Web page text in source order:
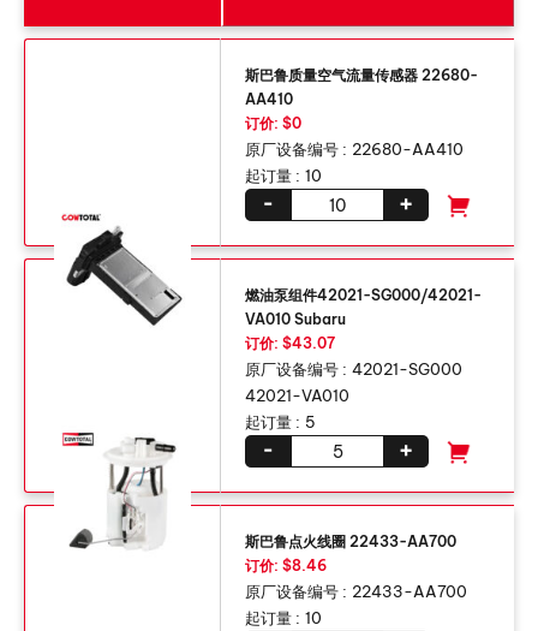
斯巴鲁质量空气流量传感器 22680-
AA410
订价: $0
原厂设备编号 : 22680-AA410
起订量 : 10
+
-
燃油泵组件42021-SG000/42021-
VA010 Subaru
订价: $43.07
原厂设备编号 : 42021-SG000
42021-VA010
起订量 : 5
+
-
斯巴鲁点火线圈 22433-AA700
订价: $8.46
原厂设备编号 : 22433-AA700
起订量 : 10